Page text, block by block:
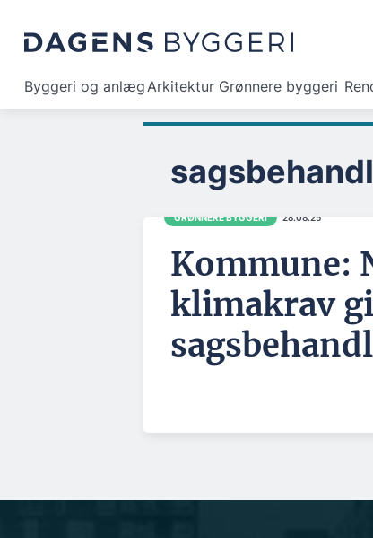
Byggeri og anlægArkitektur Grønnere byggeri
GRØNNERE BYGGERI 28.08.25
Kommune:
klimakrav